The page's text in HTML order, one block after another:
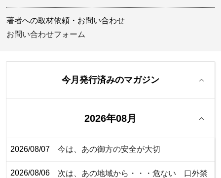
著者への取材依頼・お問い合わせ
お問い合わせフォーム
今月発行済みのマガジン
2026年08月
2026/08/07 今は、あの御方の安全が大切
2026/08/06
次は、あの地域から・・・危ない 口外禁